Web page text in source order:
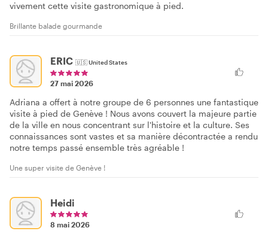
vivement cette visite gastronomique à pied.
Brillante balade gourmande
ERIC 🇺🇸United States
27 mai 2026
Adriana a offert à notre groupe de 6 personnes une fantastique
visite à pied de Genève ! Nous avons couvert la majeure partie
de la ville en nous concentrant sur l'histoire et la culture. Ses
connaissances sont vastes et sa manière décontractée a rendu
notre temps passé ensemble très agréable !
Une super visite de Genève !
Heidi
8 mai 2026